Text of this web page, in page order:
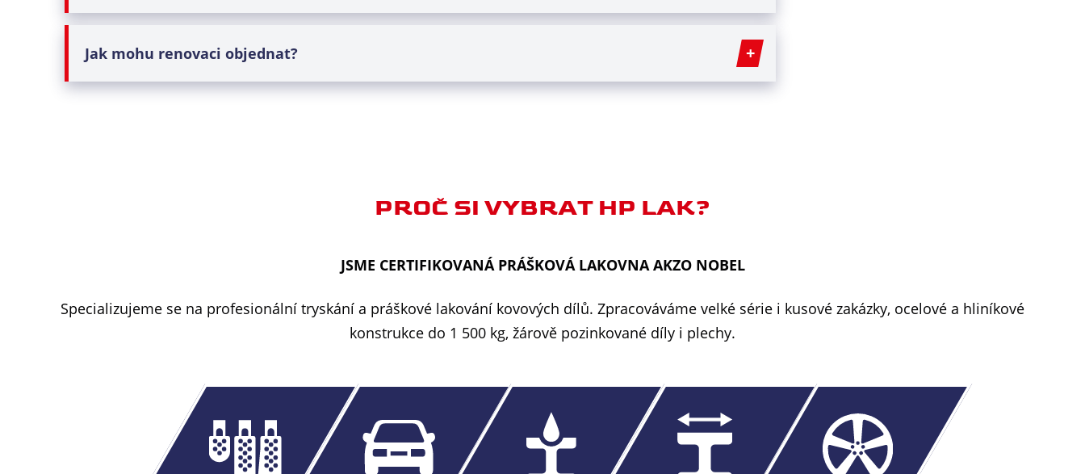
Jak mohu renovaci objednat?
PROČ SI VYBRAT HP LAK?
JSME CERTIFIKOVANÁ PRÁŠKOVÁ LAKOVNA AKZO NOBEL
Specializujeme se na profesionální tryskání a práškové lakování kovových dílů. Zpracováváme velké série i kusové zakázky, ocelové a hliníkové
konstrukce do 1 500 kg, žárově pozinkované díly i plechy.